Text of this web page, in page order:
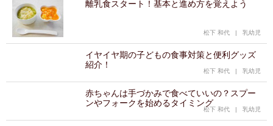
離乳食スタート！基本と進め方を覚えよう
松下 和代 | 乳幼児
イヤイヤ期の子どもの食事対策と便利グッズ
紹介！
松下 和代 | 乳幼児
赤ちゃんは手づかみで食べていいの？スプー
ンやフォークを始めるタイミング
松下 和代 | 乳幼児